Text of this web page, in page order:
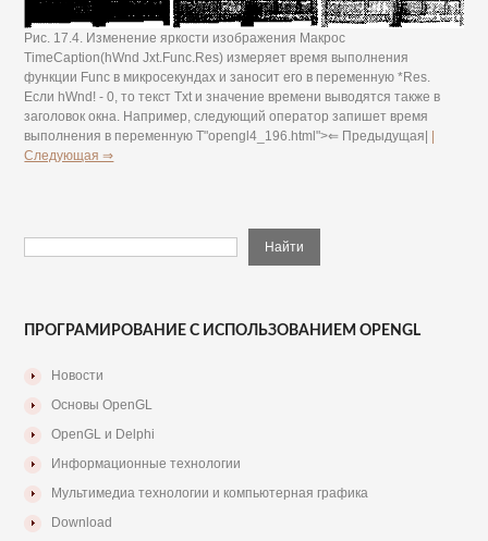
Рис. 17.4. Изменение яркости изображения Макрос
TimeCaption(hWnd Jxt.Func.Res) измеряет время выполнения
функции Func в микросекундах и заносит его в переменную *Res.
Если hWnd! - 0, то текст Txt и значение времени выводятся также в
заголовок окна. Например, следующий оператор запишет время
выполнения в переменную Т"opengl4_196.html">⇐ Предыдущая|
Следующая ⇒
ПРОГРАМИРОВАНИЕ С ИСПОЛЬЗОВАНИЕМ OPENGL
Новости
Основы OpenGL
OpenGL и Delphi
Информационные технологии
Мультимедиа технологии и компьютерная графика
Download